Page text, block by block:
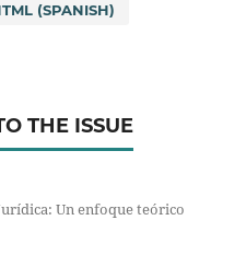
(SPANISH)
THE ISSUE
Un enfoque teórico